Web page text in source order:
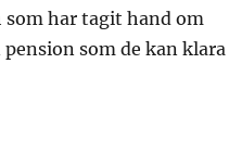
har tagit hand om
som de kan klara